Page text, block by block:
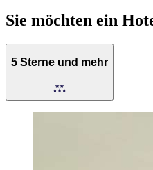
Sie möchten ein
5 Sterne und mehr